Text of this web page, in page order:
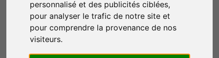
personnalisé et des publicités ciblées,
pour analyser le trafic de notre site et
pour comprendre la provenance de nos
visiteurs.
40+PBLM11
403,00€
Ajouter au panier
23+P2080
228,00
Ajouter au panier